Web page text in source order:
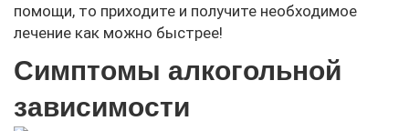
помощи, то приходите и получите необходимое
лечение как можно быстрее!
Симптомы алкогольной
зависимости